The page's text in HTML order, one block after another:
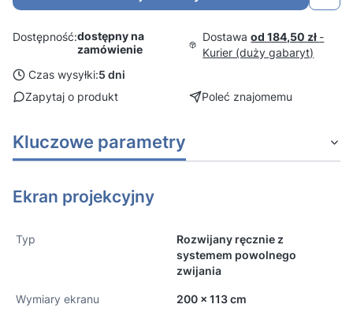
Dostępność:dostępny na
zamówienie
Dostawaod 184,50 zł -
Kurier (duży gabaryt)
Czas wysyłki:5 dni
Zapytaj o produkt
Poleć znajomemu
Kluczowe parametry
Ekran projekcyjny
Typ
Rozwijany ręcznie z
systemem powolnego
zwijania
Wymiary ekranu 200 x 113 cm